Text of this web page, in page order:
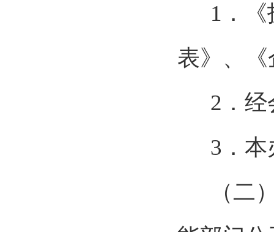
1．
表》、
2．
3 ．
（二